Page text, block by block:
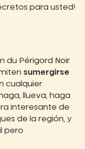
para usted!
du Périgord Noir
sumergirse
cualquier
llueva, haga
interesante de
de la región, y
pero